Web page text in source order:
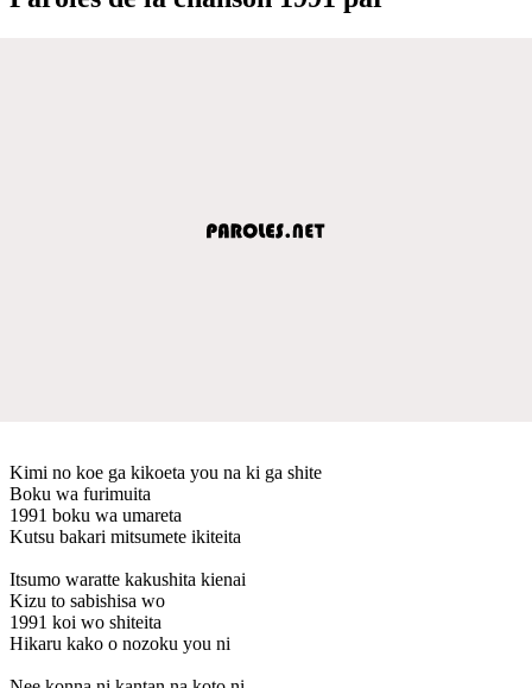
Kimi no koe ga kikoeta you na ki ga shite
Boku wa furimuita
1991 boku wa umareta
Kutsu bakari mitsumete ikiteita
Itsumo waratte kakushita kienai
Kizu to sabishisa wo
1991 koi wo shiteita
Hikaru kako o nozoku you ni